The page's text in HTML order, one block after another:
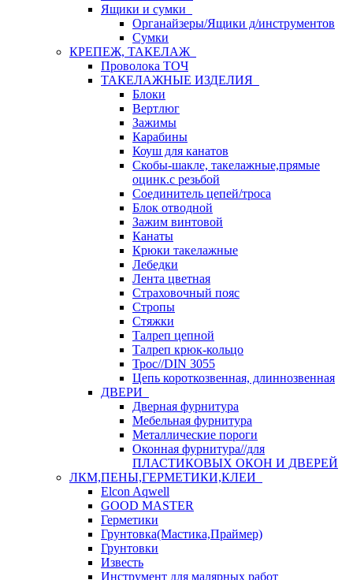
Ящики и сумки
Органайзеры/Ящики д/инструментов
Сумки
КРЕПЕЖ, ТАКЕЛАЖ
Проволока ТОЧ
ТАКЕЛАЖНЫЕ ИЗДЕЛИЯ
Блоки
Вертлюг
Зажимы
Карабины
Коуш для канатов
Скобы-шакле, такелажные,прямые
оцинк.с резьбой
Соединитель цепей/троса
Блок отводной
Зажим винтовой
Канаты
Крюки такелажные
Лебедки
Лента цветная
Страховочный пояс
Стропы
Стяжки
Талреп цепной
Талреп крюк-кольцо
Трос//DIN 3055
Цепь короткозвенная, длиннозвенная
ДВЕРИ
Дверная фурнитура
Мебельная фурнитура
Металлические пороги
Оконная фурнитура//для
ПЛАСТИКОВЫХ ОКОН И ДВЕРЕЙ
ЛКМ,ПЕНЫ,ГЕРМЕТИКИ,КЛЕИ
Elcon Aqwell
GOOD MASTER
Герметики
Грунтовка(Мастика,Праймер)
Грунтовки
Известь
Инструмент для малярных работ